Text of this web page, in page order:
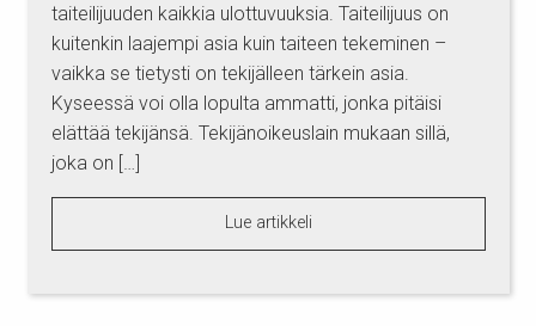
taiteilijuuden kaikkia ulottuvuuksia. Taiteilijuus on
kuitenkin laajempi asia kuin taiteen tekeminen –
vaikka se tietysti on tekijälleen tärkein asia.
Kyseessä voi olla lopulta ammatti, jonka pitäisi
elättää tekijänsä. Tekijänoikeuslain mukaan sillä,
joka on […]
Lue artikkeli